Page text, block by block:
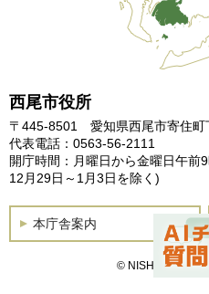
西尾市役所
〒445-8501 愛知県西尾市寄住町
代表電話：0563-56-2111
開庁時間：月曜日から金曜日午前
12月29日～1月3日を除く)
本庁舎案内
© NISHIO City, All